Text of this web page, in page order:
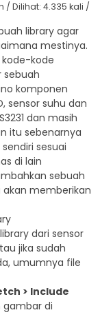
/ Dilihat: 4.335 kali /
library agar
mestinya.
kode
sebuah
komponen
sensor suhu dan
dan masih
itu sebenarnya
sesuai
di lain
sebuah
akan memberikan
dari sensor
jika sudah
umumnya file
> Include
gambar di